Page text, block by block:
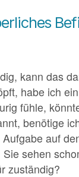
kann das
habe ich
fühle,
benötige
auf
sehen
zuständig?